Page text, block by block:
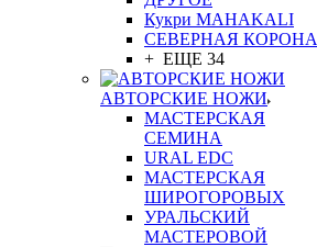
Кукри MAHAKALI
СЕВЕРНАЯ КОРОНА
+ ЕЩЕ 34
АВТОРСКИЕ НОЖИ
МАСТЕРСКАЯ
СЕМИНА
URAL EDC
МАСТЕРСКАЯ
ШИРОГОРОВЫХ
УРАЛЬСКИЙ
МАСТЕРОВОЙ